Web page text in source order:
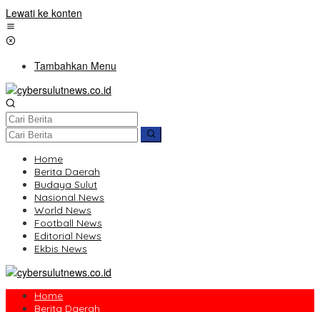
Lewati ke konten
Tambahkan Menu
Home
Berita Daerah
Budaya Sulut
Nasional News
World News
Football News
Editorial News
Ekbis News
Home
Berita Daerah